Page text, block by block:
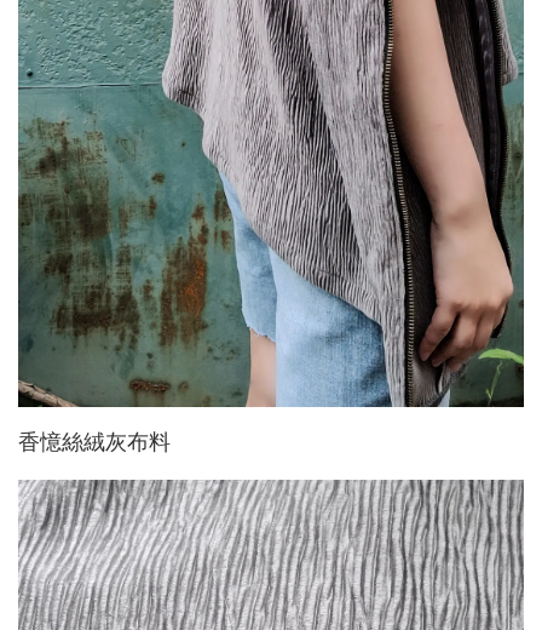
香憶絲絨灰布料